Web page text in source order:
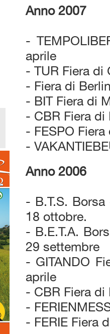
Anno 2007
-
aprile
- TUR Fiera di
- Fiera di
- BIT Fiera di
- CBR Fiera di
- FESPO
-
Anno 2006
- B.T.S.
18 ottobre.
- B.E.T.A.
29 settembre
- GITANDO
aprile
- CBR Fiera di
-
- FERIE Fiera